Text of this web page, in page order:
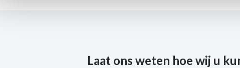
Laat ons weten hoe wij u